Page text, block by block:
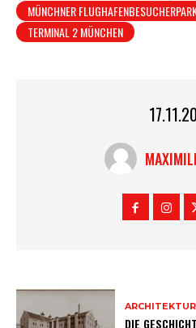
MÜNCHNER
TERMINAL 2 MÜNCHEN
ARCHITEKTUR
DIE